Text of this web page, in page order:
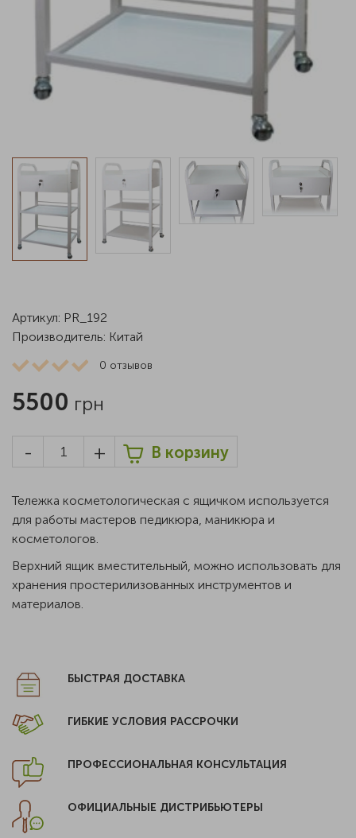
Артикул: PR_192
Производитель: Китай
0 отзывов
5500 грн
- + В корзину
Тележка косметологическая с ящичком используется
для работы мастеров педикюра, маникюра и
косметологов.
Верхний ящик вместительный, можно использовать для
хранения простерилизованных инструментов и
материалов.
БЫСТРАЯ ДОСТАВКА
ГИБКИЕ УСЛОВИЯ РАССРОЧКИ
ПРОФЕССИОНАЛЬНАЯ КОНСУЛЬТАЦИЯ
ОФИЦИАЛЬНЫЕ ДИСТРИБЬЮТЕРЫ